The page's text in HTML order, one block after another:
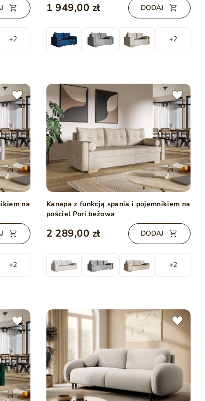
+2
1 949,00 zł DODAJ
+2
na
+2
Kanapa z funkcją spania i pojemnikiem na
pościel Pori beżowa
2 289,00 zł DODAJ
+2